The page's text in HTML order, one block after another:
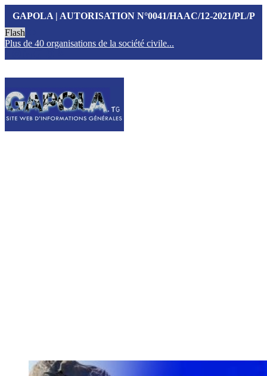
GAPOLA | AUTORISATION N°0041/HAAC/12-2021/PL/P
Flash
Plus de 40 organisations de la société civile...